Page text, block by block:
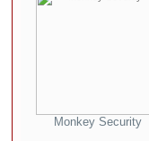
Monkey Security